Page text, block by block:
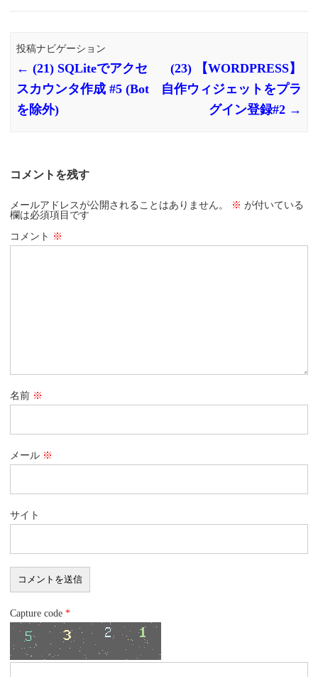
投稿ナビゲーション
← (21) SQLiteでアクセ
スカウンタ作成 #5 (Bot
を除外)
(23) 【WORDPRESS】
自作ウィジェットをプラ
グイン登録#2 →
コメントを残す
メールアドレスが公開されることはありません。 ※ が付いている
欄は必須項目です
コメント ※
名前 ※
メール ※
サイト
Capture code *